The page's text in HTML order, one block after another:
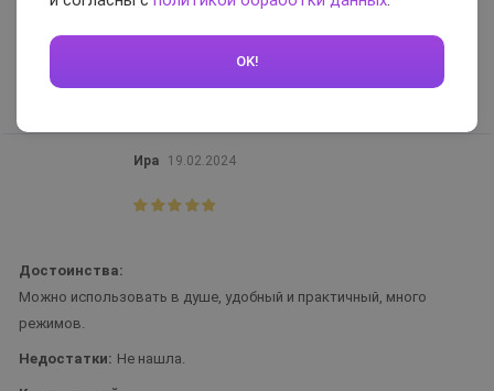
Очень компактный, можно брать с собой в командировки.
Несколько режимов, водонепроницаемый. Ощущения благодаря
оригинальной форме — просто огонь!
Ира 19.02.2024
Достоинства:
Можно использовать в душе, удобный и практичный, много
режимов.
Недостатки: Не нашла.
OK!